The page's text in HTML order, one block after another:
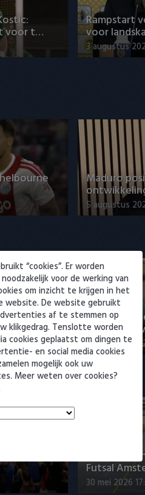
voor t…
Rampstart
voor
3 augustus
Maduro
5 augustus
Arguioui
PSV
ervaren
6 augustus
Futsal
30 mei 2026
“cookies”. Er worden
voor de werking van
om inzicht te krijgen in het
website. De website gebruikt
af te stemmen op
klikgedrag. Tenslotte worden
cookies geplaatst om dingen te
en social media cookies
mogelijk ook uw
Meer weten over cookies?